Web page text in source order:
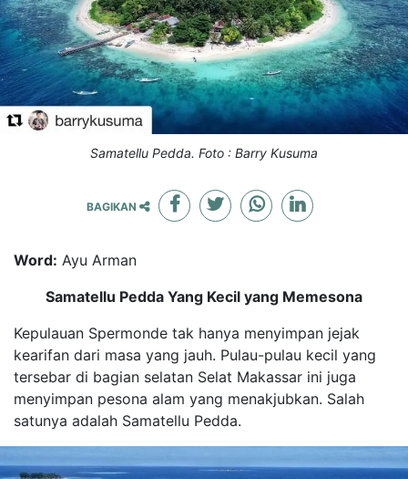
Samatellu Pedda. Foto : Barry Kusuma
BAGIKAN
Word: Ayu Arman
Samatellu Pedda Yang Kecil yang Memesona
Kepulauan Spermonde tak hanya menyimpan jejak
kearifan dari masa yang jauh. Pulau-pulau kecil yang
tersebar di bagian selatan Selat Makassar ini juga
menyimpan pesona alam yang menakjubkan. Salah
satunya adalah Samatellu Pedda.